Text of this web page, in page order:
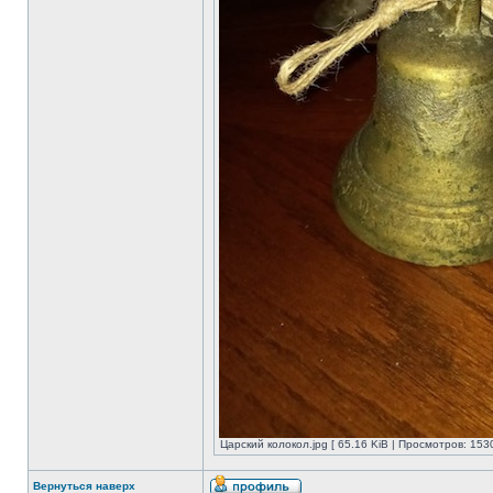
Царский колокол.jpg [ 65.16 KiB | Просмотров:
Вернуться наверх